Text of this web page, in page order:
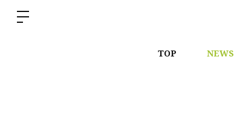
TOP NEWS